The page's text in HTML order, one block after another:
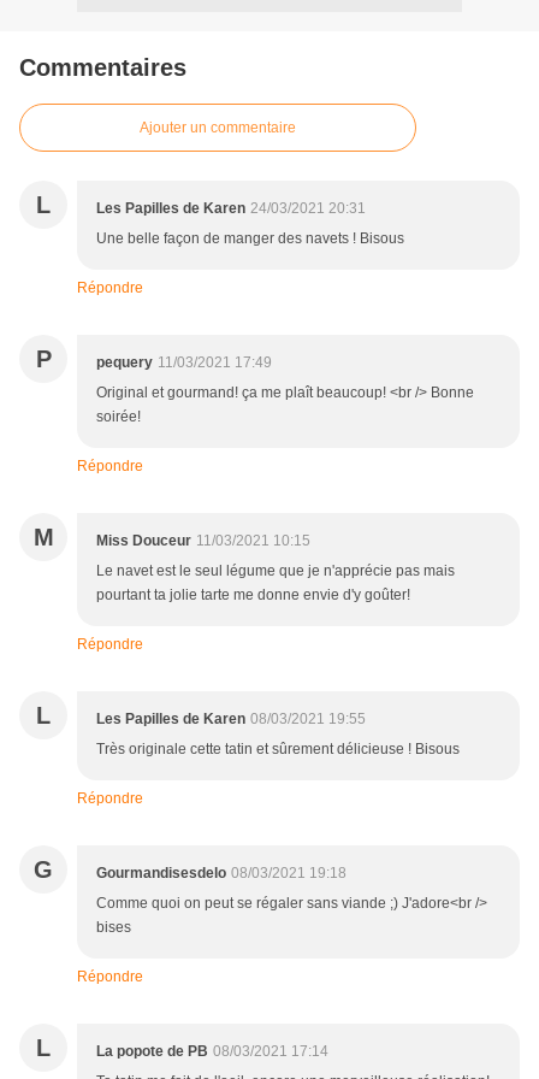
Commentaires
Ajouter un commentaire
L Les Papilles de Karen 24/03/2021 20:31
Une belle façon de manger des navets ! Bisous
Répondre
P pequery 11/03/2021 17:49
Original et gourmand! ça me plaît beaucoup! <br /> Bonne
soirée!
Répondre
M Miss Douceur 11/03/2021 10:15
Le navet est le seul légume que je n'apprécie pas mais
pourtant ta jolie tarte me donne envie d'y goûter!
Répondre
L Les Papilles de Karen 08/03/2021 19:55
Très originale cette tatin et sûrement délicieuse ! Bisous
Répondre
G Gourmandisesdelo 08/03/2021 19:18
Comme quoi on peut se régaler sans viande ;) J'adore<br />
bises
Répondre
L La popote de PB 08/03/2021 17:14